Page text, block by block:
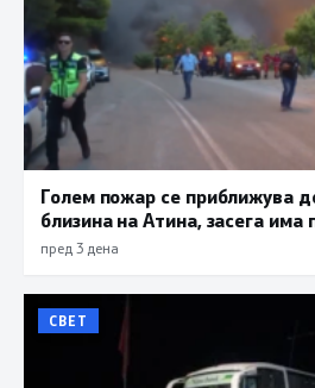
Голем пожар се приближува
близина на Атина, засега има
пред 3 дена
СВЕТ